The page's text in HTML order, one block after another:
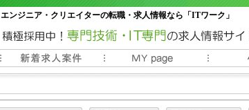
エンジニア・クリエイターの転職・求人情報なら「ITワーク」
常時3000件以上の求人情報掲載中